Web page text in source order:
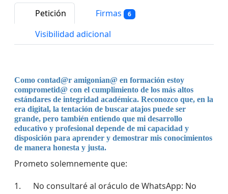
Petición Firmas 6
Visibilidad adicional
Como contad@r amigonian@ en formación estoy
comprometid@ con el cumplimiento de los más altos
estándares de integridad académica. Reconozco que, en la
era digital, la tentación de buscar atajos puede ser
grande, pero también entiendo que mi desarrollo
educativo y profesional depende de mi capacidad y
disposición para aprender y demostrar mis conocimientos
de manera honesta y justa.
Prometo solemnemente que:
1. No consultaré al oráculo de WhatsApp: No